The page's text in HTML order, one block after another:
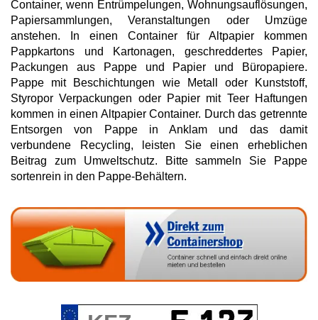
Container, wenn Entrümpelungen, Wohnungsauflösungen,
Papiersammlungen, Veranstaltungen oder Umzüge
anstehen. In einen Container für Altpapier kommen
Pappkartons und Kartonagen, geschreddertes Papier,
Packungen aus Pappe und Papier und Büropapiere.
Pappe mit Beschichtungen wie Metall oder Kunststoff,
Styropor Verpackungen oder Papier mit Teer Haftungen
kommen in einen Altpapier Container. Durch das getrennte
Entsorgen von Pappe in Anklam und das damit
verbundene Recycling, leisten Sie einen erheblichen
Beitrag zum Umweltschutz. Bitte sammeln Sie Pappe
sortenrein in den Pappe-Behältern.